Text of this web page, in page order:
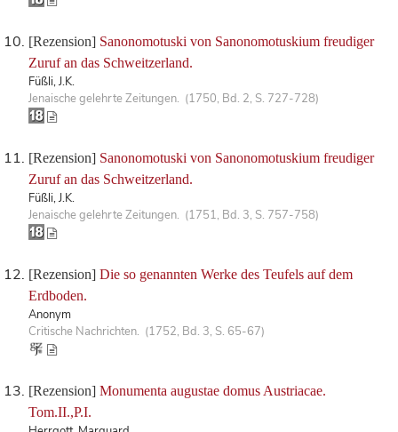
[Rezension] Sanonomotuski von Sanonomotuskium freudiger
Zuruf an das Schweitzerland.
Füßli, J.K.
Jenaische gelehrte Zeitungen. (1750, Bd. 2, S. 727-728)
[Rezension] Sanonomotuski von Sanonomotuskium freudiger
Zuruf an das Schweitzerland.
Füßli, J.K.
Jenaische gelehrte Zeitungen. (1751, Bd. 3, S. 757-758)
[Rezension] Die so genannten Werke des Teufels auf dem
Erdboden.
Anonym
Critische Nachrichten. (1752, Bd. 3, S. 65-67)
[Rezension] Monumenta augustae domus Austriacae.
Tom.II.,P.I.